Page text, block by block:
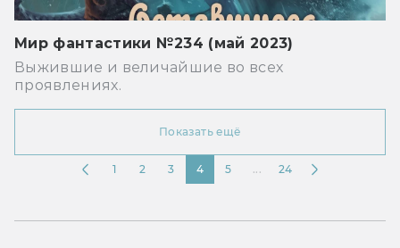
Мир фантастики №234 (май 2023)
Выжившие и величайшие во всех
проявлениях.
Показать ещё
1 2 3 4 5 24
...